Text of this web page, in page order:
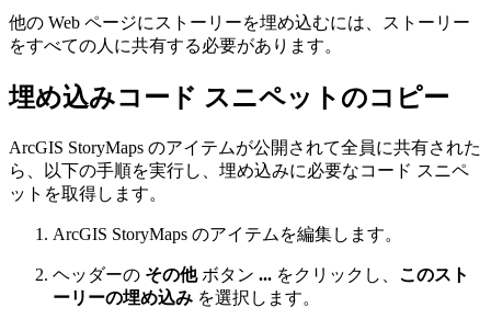
他の Web ページにストーリーを埋め込むには、ストーリー
をすべての人に共有する必要があります。
埋め込みコード スニペットのコピー
ArcGIS StoryMaps のアイテムが公開されて全員に共有された
ら、以下の手順を実行し、埋め込みに必要なコード スニペ
ットを取得します。
ArcGIS StoryMaps のアイテムを編集します。
ヘッダーの その他ボタン ... をクリックし、 このスト
ーリーの埋め込み を選択します。